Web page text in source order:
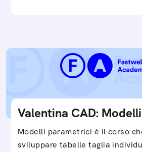
Valentina CAD:
Modelli parametrici è il corso
sviluppare tabelle taglia